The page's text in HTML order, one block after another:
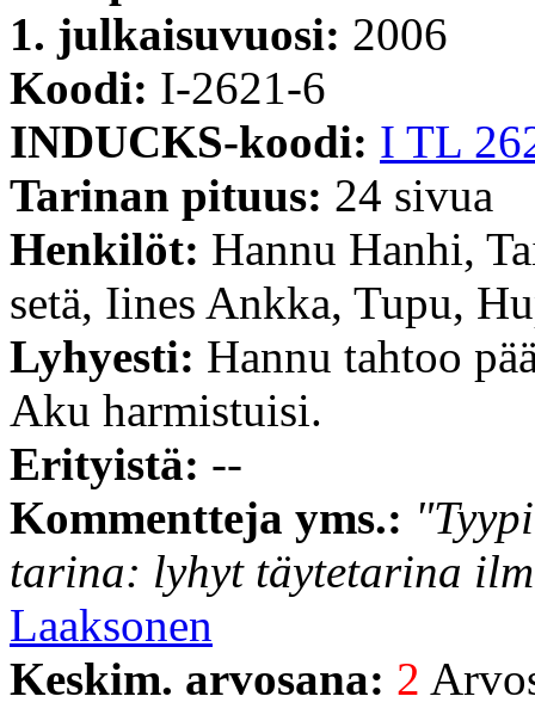
1. julkaisuvuosi: 2006
Koodi: I-2621-6
INDUCKS-koodi: I TL
Tarinan pituus: 24 sivua
Henkilöt: Hannu Hanhi,
setä, Iines Ankka, Tupu,
Lyhyesti: Hannu tahtoo
Aku harmistuisi.
Erityistä: --
Kommentteja yms.:
tarina: lyhyt täytetarina
Laaksonen
Keskim. arvosana: 2